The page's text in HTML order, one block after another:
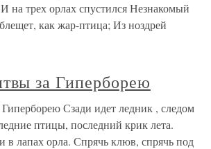
на трех орлах спустился Незнакомый
как жар-птица; Из ноздрей
за Гиперборею
Сзади идет ледник , следом
птицы, последний крик лета.
в лапах орла. Спрячь клюв, спрячь под